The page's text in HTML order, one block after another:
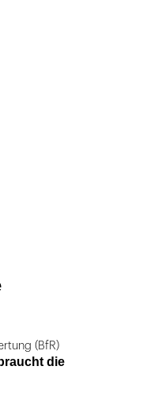
(BfR)
die